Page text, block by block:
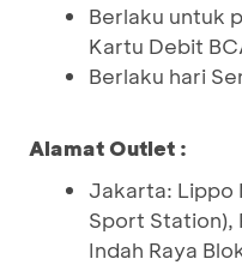
Berlaku untuk
Kartu Debit
Berlaku hari
Alamat Outlet :
Jakarta: Lippo
Sport Station),
Indah Raya